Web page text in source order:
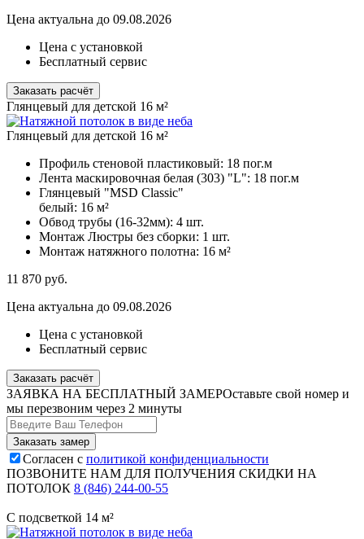
Цена актуальна до 09.08.2026
Цена с установкой
Бесплатный сервис
Заказать расчёт
Глянцевый для детской 16 м²
Глянцевый для детской 16 м²
Профиль стеновой пластиковый: 18 пог.м
Лента маскировочная белая (303) "L": 18 пог.м
Глянцевый "MSD Classic"
белый: 16 м²
Обвод трубы (16-32мм): 4 шт.
Монтаж Люстры без сборки: 1 шт.
Монтаж натяжного полотна: 16 м²
11 870 руб.
Цена актуальна до 09.08.2026
Цена с установкой
Бесплатный сервис
Заказать расчёт
ЗАЯВКА НА БЕСПЛАТНЫЙ ЗАМЕРОставьте свой номер и
мы перезвоним через 2 минуты
Согласен с политикой конфиденциальности
ПОЗВОНИТЕ НАМ ДЛЯ ПОЛУЧЕНИЯ СКИДКИ НА
ПОТОЛОК 8 (846) 244-00-55
С подсветкой 14 м²